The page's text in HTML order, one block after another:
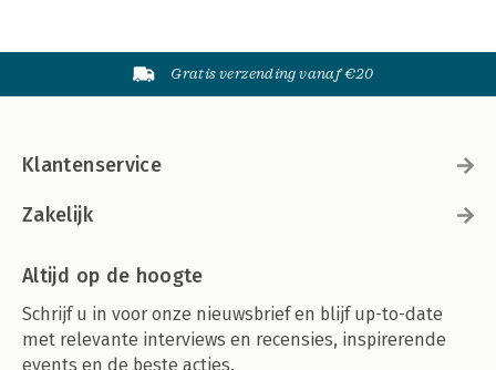
Gratis verzending vanaf €20
Klantenservice
Zakelijk
Altijd op de hoogte
Schrijf u in voor onze nieuwsbrief en blijf up-to-date
met relevante interviews en recensies, inspirerende
events en de beste acties.